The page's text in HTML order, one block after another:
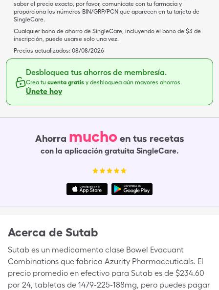
saber el precio exacto, por favor, comunícate con tu farmacia y
proporciona los números BIN/GRP/PCN que aparecen en tu tarjeta de
SingleCare.
Cualquier bono de ahorro de SingleCare, incluyendo el bono de $3 de
inscripción, puede usarse solo una vez.
Precios actualizados: 08/08/2026
Desbloquea tus ahorros de membresía.
Crea tu cuenta gratis y desbloquea aún mayores ahorros.
Únete hoy
Ahorra mucho en tus recetas
con la aplicación gratuita SingleCare.
Acerca de Sutab
Sutab es un medicamento clase Bowel Evacuant
Combinations que fabrica Azurity Pharmaceuticals. El
precio promedio en efectivo para Sutab es de $234.60
por 24, tabletas de 1479-225-188mg, pero puedes pagar